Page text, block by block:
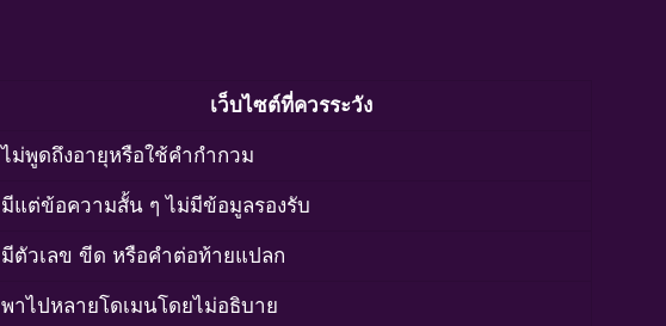
เว็บไซต์ที่ควรระวัง
ไม่พูดถึงอายุหรือใช้คำกำกวม
มีแต่ข้อความสั้น ๆ ไม่มีข้อมูลรองรับ
มีตัวเลข ขีด หรือคำต่อท้ายแปลก
พาไปหลายโดเมนโดยไม่อธิบาย